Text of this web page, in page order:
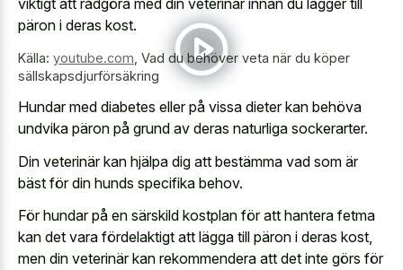
päron i deras kost.
Källa: youtube.com Vad du behöver veta när du köper
sällskapsdjurförsäkring
Hundar med diabetes eller på vissa dieter kan behöva
undvika päron på grund av deras naturliga sockerarter.
Din veterinär kan hjälpa dig att bestämma vad som är
bäst för din hunds specifika behov.
För hundar på en särskild kostplan för att hantera fetma
kan det vara fördelaktigt att lägga till päron i deras kost,
men din veterinär kan rekommendera att det inte görs för